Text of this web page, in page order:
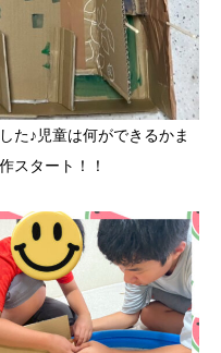
た♪児童は何ができるかま
スタート！！